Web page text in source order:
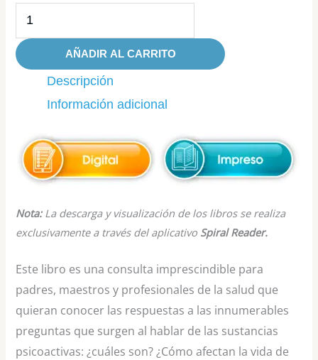
AÑADIR AL CARRITO
Descripción
Información adicional
Nota:La descarga y visualización de los libros se realiza
exclusivamente a través del aplicativo Spiral Reader.
Este libro es una consulta imprescindible para
padres, maestros y profesionales de la salud que
quieran conocer las respuestas a las innumerables
preguntas que surgen al hablar de las sustancias
psicoactivas: ¿cuáles son? ¿Cómo afectan la vida de